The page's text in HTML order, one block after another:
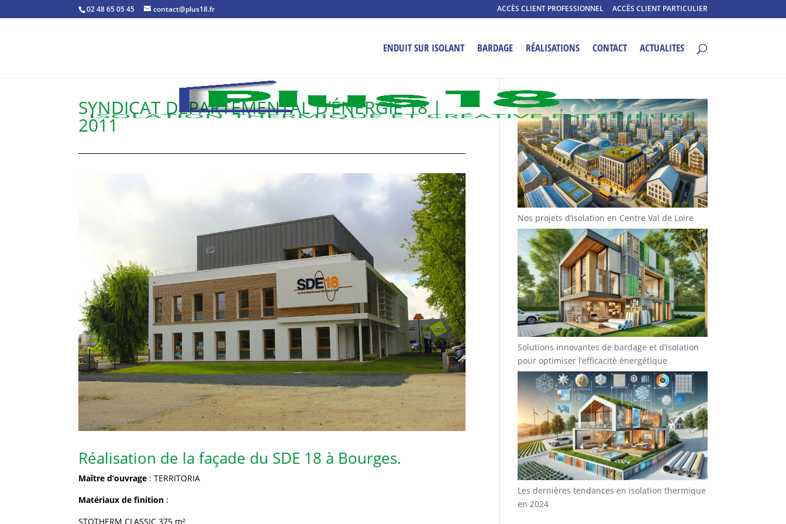
02 48 65 05 45 contact@plus18.fr ACCÈS CLIENT PROFESSIONNEL ACCÈS CLIENT PARTICULIER
ENDUIT SUR ISOLANT BARDAGE RÉALISATIONS CONTACT ACTUALITES
SYNDICAT DÉPARTEMENTAL D’ÉNERGIE 18 |
2011
Réalisation de la façade du SDE 18 à Bourges.
Maître d’ouvrage : TERRITORIA
Matériaux de finition :
STOTHERM CLASSIC 375 m²
Nos projets d’isolation en Centre Val de Loire
Solutions innovantes de bardage et d’isolation
pour optimiser l’efficacité énergétique
Les dernières tendances en isolation thermique
en 2024